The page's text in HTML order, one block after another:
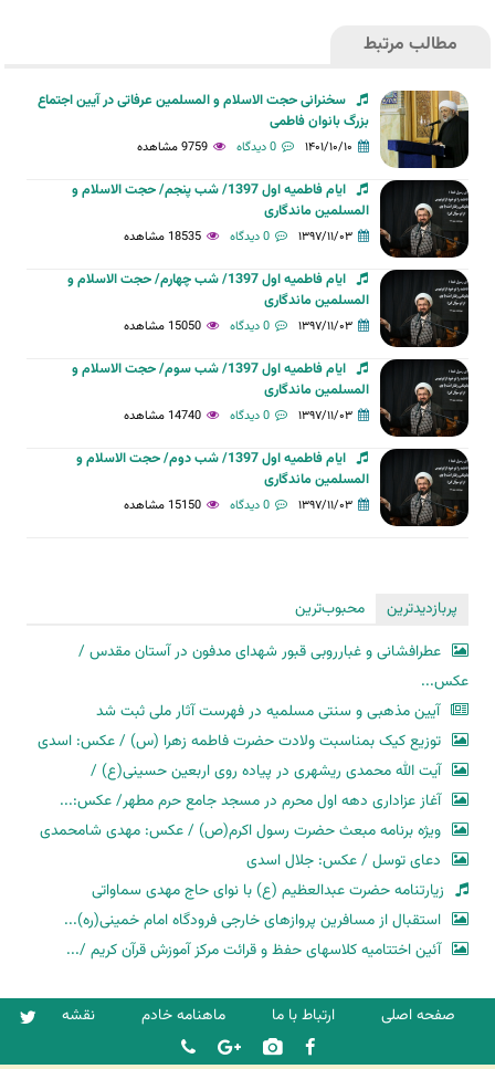
مطالب مرتبط
سخنرانی حجت الاسلام و المسلمین عرفاتی در آیین اجتماع
بزرگ بانوان فاطمی
۱۴۰۱/۱۰/۱۰ 0 دیدگاه 9759 مشاهده
ایام فاطمیه اول 1397/ شب پنجم/ حجت الاسلام و
المسلمین ماندگاری
۱۳۹۷/۱۱/۰۳ 0 دیدگاه 18535 مشاهده
ایام فاطمیه اول 1397/ شب چهارم/ حجت الاسلام و
المسلمین ماندگاری
۱۳۹۷/۱۱/۰۳ 0 دیدگاه 15050 مشاهده
ایام فاطمیه اول 1397/ شب سوم/ حجت الاسلام و
المسلمین ماندگاری
۱۳۹۷/۱۱/۰۳ 0 دیدگاه 14740 مشاهده
ایام فاطمیه اول 1397/ شب دوم/ حجت الاسلام و
المسلمین ماندگاری
۱۳۹۷/۱۱/۰۳ 0 دیدگاه 15150 مشاهده
پربازدیدترین
محبوب‌ترین
عطرافشانی و غبارروبی قبور شهدای مدفون در آستان مقدس /
عکس...
آیین مذهبی و سنتی مسلمیه در فهرست آثار ملی ثبت شد
توزیع کیک بمناسبت ولادت حضرت فاطمه زهرا (س) / عکس: اسدی
آیت الله محمدی ریشهری در پیاده روی اربعین حسینی(ع) /
آغاز عزاداری دهه اول محرم در مسجد جامع حرم مطهر/ عکس:...
ویژه برنامه مبعث حضرت رسول اکرم(ص) / عکس: مهدی شامحمدی
دعای توسل / عکس: جلال اسدی
زیارتنامه حضرت عبدالعظیم (ع) با نوای حاج مهدی سماواتی
استقبال از مسافرین پروازهای خارجی فرودگاه امام خمینی(ره)...
آئین اختتامیه کلاسهای حفظ و قرائت مرکز آموزش قرآن کریم /...
صفحه اصلی ارتباط با ما ماهنامه خادم نقشه